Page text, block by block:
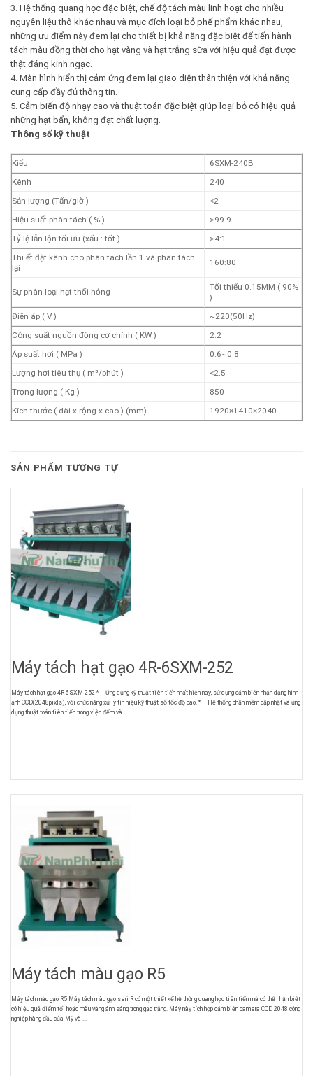
3. Hệ thống quang học đặc biệt, chế độ tách màu linh hoạt cho nhiều
nguyên liệu thô khác nhau và mục đích loại bỏ phế phẩm khác nhau,
những ưu điểm này đem lại cho thiết bị khả năng đặc biệt để tiến hành
tách màu đồng thời cho hạt vàng và hạt trắng sữa với hiệu quả đạt được
thật đáng kinh ngạc.
4. Màn hình hiển thị cảm ứng đem lại giao diện thân thiện với khả năng
cung cấp đầy đủ thông tin.
5. Cảm biến độ nhạy cao và thuật toán đặc biệt giúp loại bỏ có hiệu quả
những hạt bẩn, không đạt chất lượng.
Thông số kỹ thuật
Kiểu
6SXM-240B
Kênh
240
Sản lượng (Tấn/giờ )
<2
Hiệu suất phân tách ( % )
>99.9
Tỷ lệ lẫn lộn tối ưu (xấu : tốt )
>4:1
Thi ết đặt kênh cho phân tách lần 1 và phân tách
lại
160:80
Sự phân loại hạt thối hỏng
Tối thiểu 0.15MM ( 90%
)
Điện áp ( V )
~220(50Hz)
Công suất nguồn động cơ chính ( KW )
2.2
Áp suất hơi ( MPa )
0.6~0.8
Lượng hơi tiêu thụ ( m³/phút )
<2.5
Trọng lượng ( Kg )
850
Kích thước ( dài x rộng x cao ) (mm)
1920×1410×2040
SẢN PHẨM TƯƠNG TỰ
Máy tách hạt gạo 4R-6SXM-252
Máy tách hạt gạo 4R-6SXM-252 * Ứng dụng kỹ thuật tiên tiến nhất hiện nay, sử dụng cảm biến nhận dạng hình
ảnh CCD(2048pixls), với chức năng xử lý tín hiệu kỹ thuật số tốc độ cao. * Hệ thống phần mềm cập nhật và ứng
dụng thuật toán tiên tiến trong việc đếm và ...
Máy tách màu gạo R5
Máy tách màu gạo R5 Máy tách màu gạo seri R có một thiết kế hệ thống quang học tiên tiến mà có thể nhận biết
có hiệu quả điểm tối hoặc màu vàng ánh sáng trong gạo trắng. Máy này tích hợp cảm biến camera CCD 2048 công
nghiệp hàng đầu của Mỹ và ...